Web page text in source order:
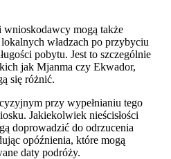
wnioskodawcy mogą także
władzach po przybyciu
pobytu. Jest to szczególnie
jak Mjanma czy Ekwador,
się różnić.
przy wypełnianiu tego
Jakiekolwiek nieścisłości
doprowadzić do odrzucenia
opóźnienia, które mogą
daty podróży.